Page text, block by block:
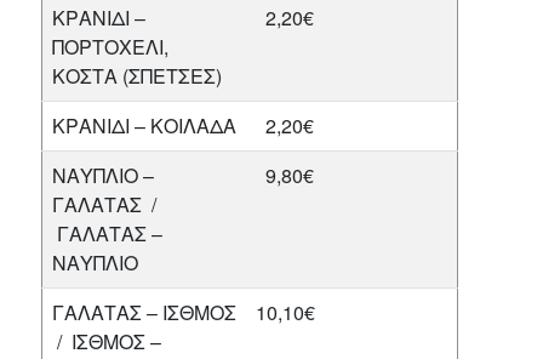
ΚΡΑΝΙΔΙ –
ΠΟΡΤΟΧΕΛΙ,
ΚΟΣΤΑ (ΣΠΕΤΣΕΣ)
2,20€
ΚΡΑΝΙΔΙ – ΚΟΙΛΑΔΑ
2,20€
ΝΑΥΠΛΙΟ –
ΓΑΛΑΤΑΣ /
ΓΑΛΑΤΑΣ –
ΝΑΥΠΛΙΟ
9,80€
ΓΑΛΑΤΑΣ – ΙΣΘΜΟΣ
/ ΙΣΘΜΟΣ –
10,10€